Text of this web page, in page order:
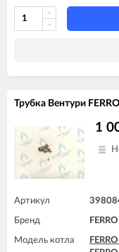
Трубка Вентури
1
Артикул
Бренд
Модель котла